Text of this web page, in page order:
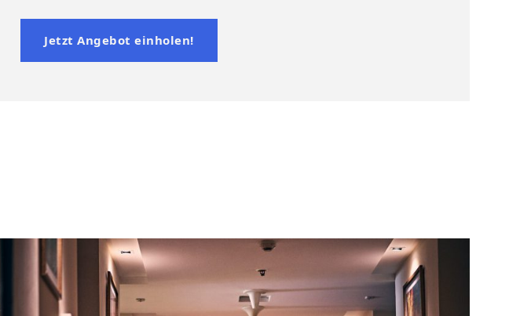
Jetzt Angebot einholen!